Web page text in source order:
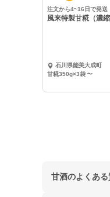
注文から4~16日で発送
風来特製甘糀（濃縮
石川県能美大成町
甘糀350g×3袋〜
甘酒のよくある